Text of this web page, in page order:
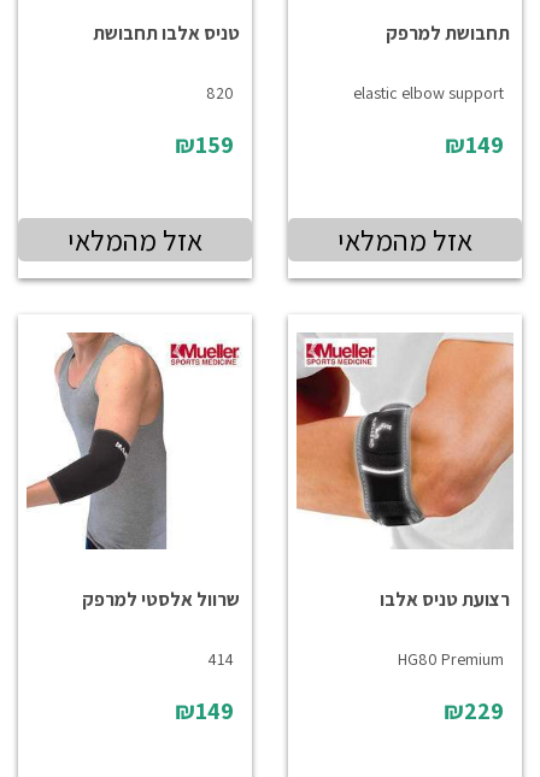
תחבושת למרפק
elastic elbow support
₪149
אזל מהמלאי
טניס אלבו תחבושת
820
₪159
אזל מהמלאי
רצועת טניס אלבו
HG80 Premium
₪229
שרוול אלסטי למרפק
414
₪149